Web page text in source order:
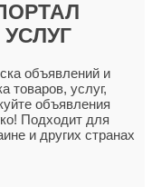
объявлений и
товаров, услуг,
объявления
Подходит для
и других странах